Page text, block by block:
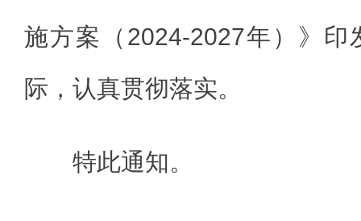
施方案（2024-2027年）》印
际，认真贯彻落实。
特此通知。